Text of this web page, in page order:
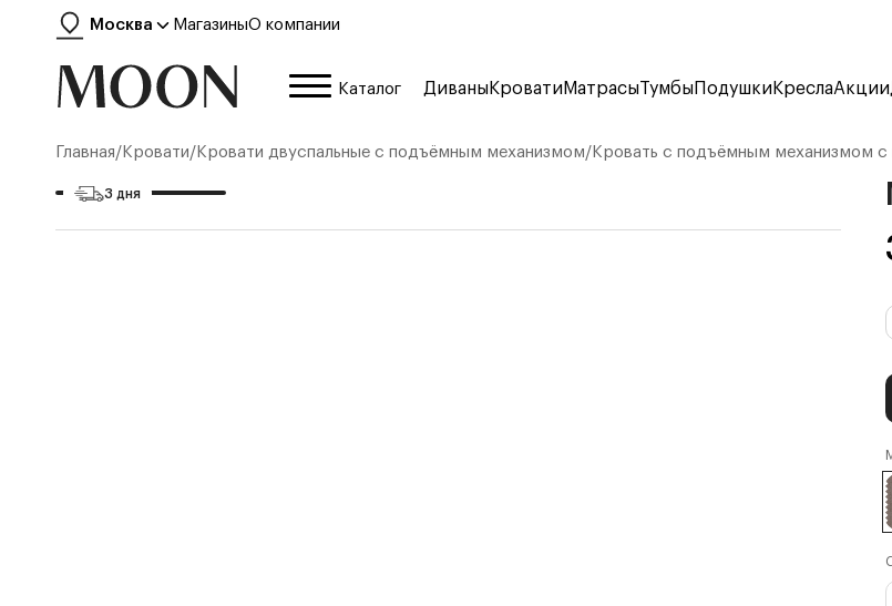
Москва МагазиныО компании
Каталог ДиваныКроватиМатрасыТумбыПодушкиКреслаАкции
Главная/ Кровати/ Кровати двуспальные с подъёмным механизмом/ Кровать с подъёмным механизмом
3 дня